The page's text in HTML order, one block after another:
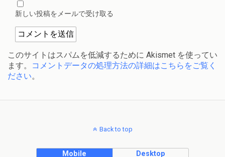
新しい投稿をメールで受け取る
このサイトはスパムを低減するために Akismet を使ってい
ます。
コメントデータの処理方法の詳細はこちらをご覧く
ださい。
Back to top
Mobile Desktop